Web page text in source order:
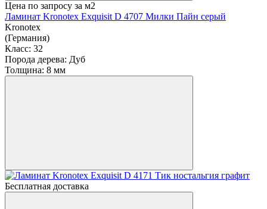
Цена по запросу за м2
Ламинат Kronotex Exquisit D 4707 Милки Пайн серый
Kronotex
(Германия)
Класс: 32
Порода дерева: Дуб
Толщина: 8 мм
Бесплатная доставка